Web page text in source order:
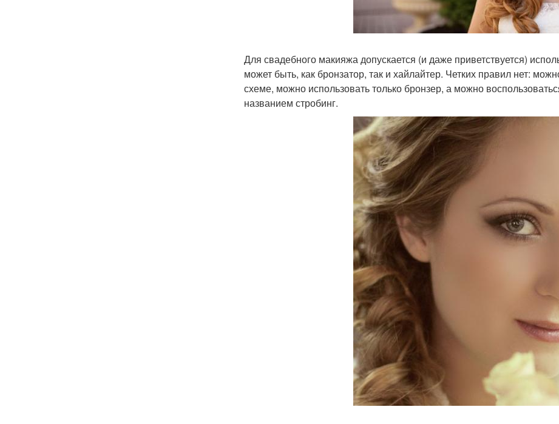
Для свадебного макияжа допускается (и даже приветствуется)
может быть, как бронзатор, так и хайлайтер. Четких правил нет:
схеме, можно использовать только бронзер, а можно
названием стробинг.